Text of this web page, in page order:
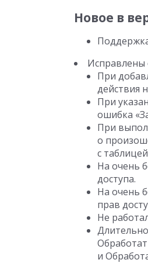
Новое в
Исправлены
При
действия
При
ошибка
При
о
с
На очень
доступа.
На очень
прав
Не
и